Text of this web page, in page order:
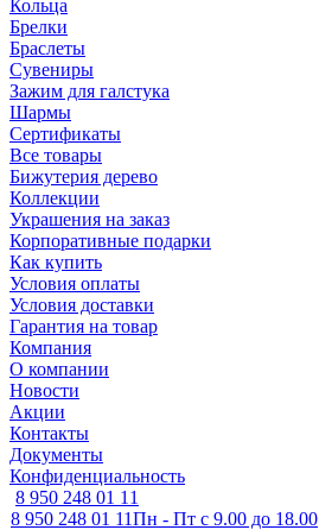
Кольца
Брелки
Браслеты
Сувениры
Зажим для галстука
Шармы
Сертификаты
Все товары
Бижутерия дерево
Коллекции
Украшения на заказ
Корпоративные подарки
Как купить
Условия оплаты
Условия доставки
Гарантия на товар
Компания
О компании
Новости
Акции
Контакты
Документы
Конфиденциальность
8 950 248 01 11
8 950 248 01 11Пн - Пт с 9.00 до 18.00